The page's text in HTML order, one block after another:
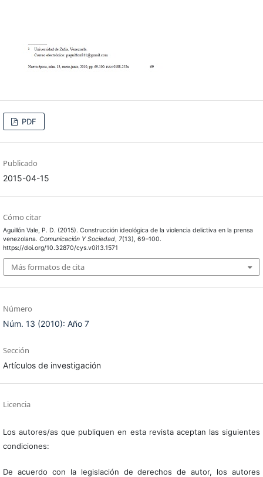
PDF
Publicado
2015-04-15
Cómo citar
Aguillón Vale, P. D. (2015). Construcción ideológica de la violencia delictiva en la prensa
venezolana. Comunicación Y Sociedad, 7(13), 69–100.
https://doi.org/10.32870/cys.v0i13.1571
Más formatos de cita
Número
Núm. 13 (2010): Año 7
Sección
Artículos de investigación
Licencia
Los autores/as que publiquen en esta revista aceptan las siguientes
condiciones:
De acuerdo con la legislación de derechos de autor, los autores